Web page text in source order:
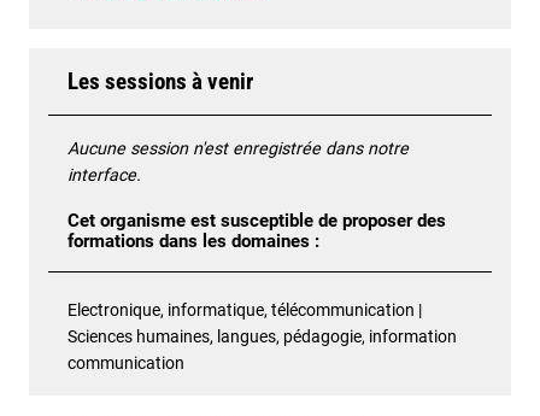
Les sessions à venir
Aucune session n'est enregistrée dans notre
interface.
Cet organisme est susceptible de proposer des
formations dans les domaines :
Electronique, informatique, télécommunication |
Sciences humaines, langues, pédagogie, information
communication